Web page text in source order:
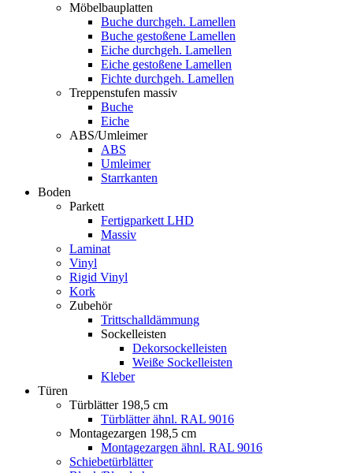
Möbelbauplatten
Buche durchgeh. Lamellen
Buche gestoßene Lamellen
Eiche durchgeh. Lamellen
Eiche gestoßene Lamellen
Fichte durchgeh. Lamellen
Treppenstufen massiv
Buche
Eiche
ABS/Umleimer
ABS
Umleimer
Starrkanten
Boden
Parkett
Fertigparkett LHD
Massiv
Laminat
Vinyl
Rigid Vinyl
Kork
Zubehör
Trittschalldämmung
Sockelleisten
Dekorsockelleisten
Weiße Sockelleisten
Kleber
Türen
Türblätter 198,5 cm
Türblätter ähnl. RAL 9016
Montagezargen 198,5 cm
Montagezargen ähnl. RAL 9016
Schiebetürblätter